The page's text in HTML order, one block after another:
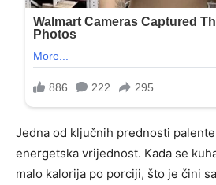
Jedna od ključnih prednosti
energetska vrijednost. Kada se
malo kalorija po porciji, što je čini